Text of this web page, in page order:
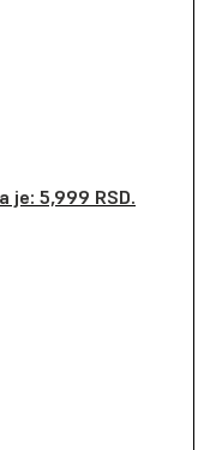
je: 5,999 RSD.